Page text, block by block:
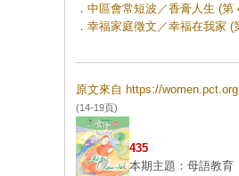
． 中區會常短波／香膏人生 (第
． 幸福家庭徵文／幸福在我家 (
原文來自 https://
(14-19頁)
435
本期主題：母語教育